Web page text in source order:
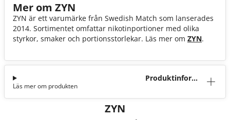
Mer om ZYN
ZYN är ett varumärke från Swedish Match som lanserades
2014. Sortimentet omfattar nikotinportioner med olika
styrkor, smaker och portionsstorlekar. Läs mer om ZYN.
Produktinforma
Läs mer om produkten
ZYN